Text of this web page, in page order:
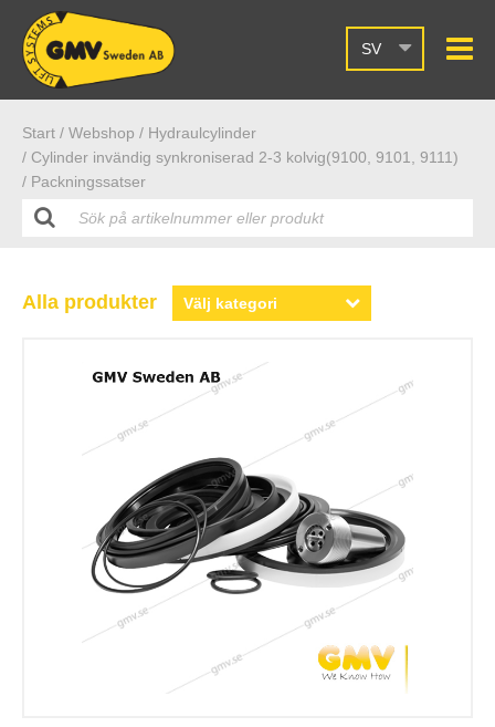
SV
Start / Webshop / Hydraulcylinder
/ Cylinder invändig synkroniserad 2-3 kolvig(9100, 9101, 9111)
/ Packningssatser
Alla produkter